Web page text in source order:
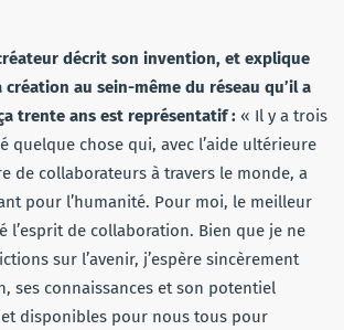
décrit son invention, et explique
au sein-même du réseau qu’il a
trente ans est représentatif : « Il y a trois
quelque chose qui, avec l’aide ultérieure
de collaborateurs à travers le monde, a
pour l’humanité. Pour moi, le meilleur
l’esprit de collaboration. Bien que je ne
sur l’avenir, j’espère sincèrement
ses connaissances et son potentiel
disponibles pour nous tous pour